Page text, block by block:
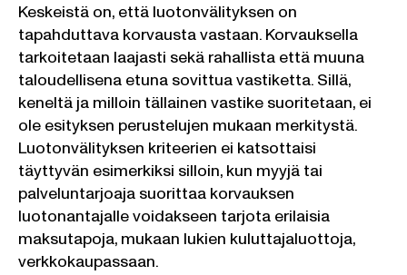
Keskeistä on, että luotonvälityksen on
tapahduttava korvausta vastaan. Korvauksella
tarkoitetaan laajasti sekä rahallista että muuna
taloudellisena etuna sovittua vastiketta. Sillä,
keneltä ja milloin tällainen vastike suoritetaan, ei
ole esityksen perustelujen mukaan merkitystä.
Luotonvälityksen kriteerien ei katsottaisi
täyttyvän esimerkiksi silloin, kun myyjä tai
palveluntarjoaja suorittaa korvauksen
luotonantajalle voidakseen tarjota erilaisia
maksutapoja, mukaan lukien kuluttajaluottoja,
verkkokaupassaan.